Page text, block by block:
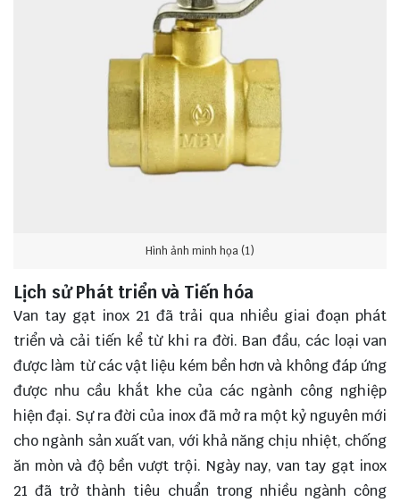
Hình ảnh minh họa (1)
Lịch sử Phát triển và Tiến hóa
Van tay gạt inox 21 đã trải qua nhiều giai đoạn phát
triển và cải tiến kể từ khi ra đời. Ban đầu, các loại van
được làm từ các vật liệu kém bền hơn và không đáp ứng
được nhu cầu khắt khe của các ngành công nghiệp
hiện đại. Sự ra đời của inox đã mở ra một kỷ nguyên mới
cho ngành sản xuất van, với khả năng chịu nhiệt, chống
ăn mòn và độ bền vượt trội. Ngày nay, van tay gạt inox
21 đã trở thành tiêu chuẩn trong nhiều ngành công